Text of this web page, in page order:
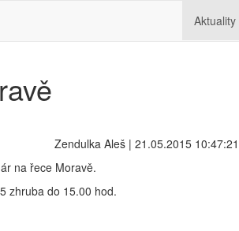
Aktuality
Zendulka Aleš | 21.05.2015 10:47:21
na řece Moravě.
zhruba do 15.00 hod.